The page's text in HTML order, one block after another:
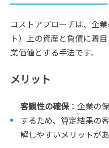
コストアプローチは、企
ト）上の資産と負債に着
業価値とする手法です。
メリット
客観性の確保：企業の
するため、算定結果の
解しやすいメリットがあ